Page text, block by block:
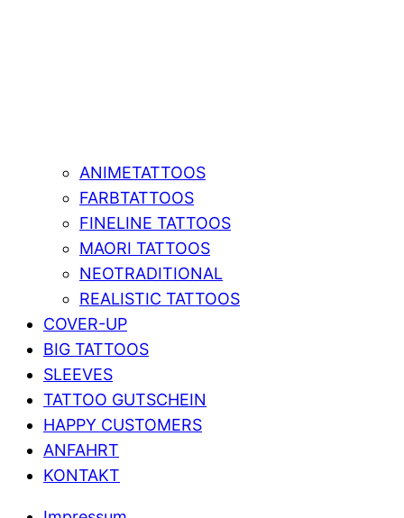
ANIMETATTOOS
FARBTATTOOS
FINELINE TATTOOS
MAORI TATTOOS
NEOTRADITIONAL
REALISTIC TATTOOS
COVER-UP
BIG TATTOOS
SLEEVES
TATTOO GUTSCHEIN
HAPPY CUSTOMERS
ANFAHRT
KONTAKT